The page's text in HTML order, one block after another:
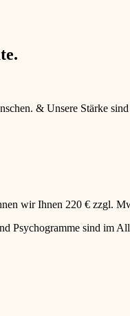
& Unsere Stärke
wir Ihnen 220 € zzgl.
Psychogramme sind im